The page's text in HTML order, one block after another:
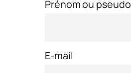
Prénom ou pseudo
E-mail